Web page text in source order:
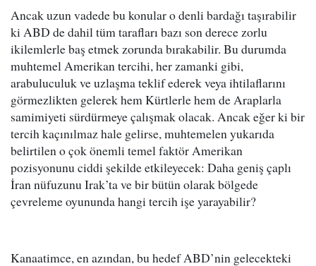
Ancak uzun vadede bu konular o denli bardağı taşırabilir
ki ABD de dahil tüm tarafları bazı son derece zorlu
ikilemlerle baş etmek zorunda bırakabilir. Bu durumda
muhtemel Amerikan tercihi, her zamanki gibi,
arabuluculuk ve uzlaşma teklif ederek veya ihtilaflarını
görmezlikten gelerek hem Kürtlerle hem de Araplarla
samimiyeti sürdürmeye çalışmak olacak. Ancak eğer ki bir
tercih kaçınılmaz hale gelirse, muhtemelen yukarıda
belirtilen o çok önemli temel faktör Amerikan
pozisyonunu ciddi şekilde etkileyecek: Daha geniş çaplı
İran nüfuzunu Irak’ta ve bir bütün olarak bölgede
çevreleme oyununda hangi tercih işe yarayabilir?
Kanaatimce, en azından, bu hedef ABD’nin gelecekteki